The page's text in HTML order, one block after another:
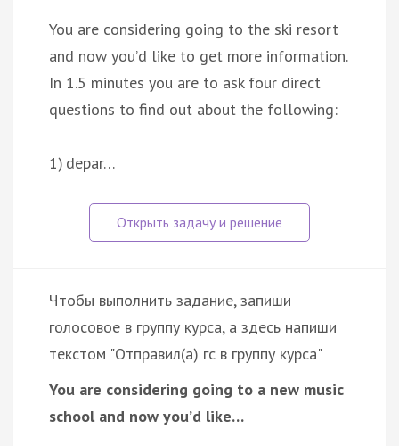
You are considering going to the ski resort
and now you’d like to get more information.
In 1.5 minutes you are to ask four direct
questions to find out about the following:
1) depar…
Чтобы выполнить задание, запиши
голосовое в группу курса, а здесь напиши
текстом "Отправил(а) гс в группу курса"
You are considering going to a new music
school and now you’d like…